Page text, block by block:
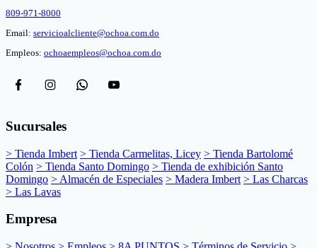
809-971-8000
Email: servicioalcliente@ochoa.com.do
Empleos: ochoaempleos@ochoa.com.do
Sucursales
> Tienda Imbert > Tienda Carmelitas, Licey > Tienda Bartolomé
Colón > Tienda Santo Domingo > Tienda de exhibición Santo
Domingo > Almacén de Especiales > Madera Imbert > Las Charcas
> Las Lavas
Empresa